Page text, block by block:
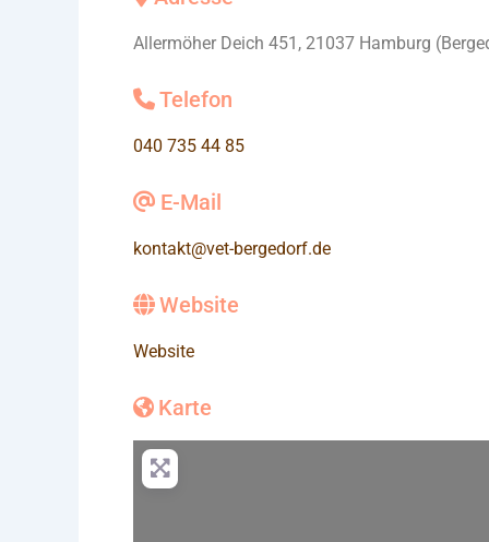
Allermöher Deich 451, 21037 Hamburg
Telefon
040 735 44 85
E-Mail
kontakt@vet-bergedorf.de
Website
Website
Karte